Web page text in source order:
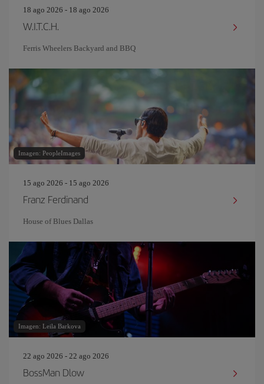
18 ago 2026 - 18 ago 2026
W.I.T.C.H.
Ferris Wheelers Backyard and BBQ
Imagen: PeopleImages
15 ago 2026 - 15 ago 2026
Franz Ferdinand
House of Blues Dallas
Imagen: Leila Barkova
22 ago 2026 - 22 ago 2026
BossMan Dlow